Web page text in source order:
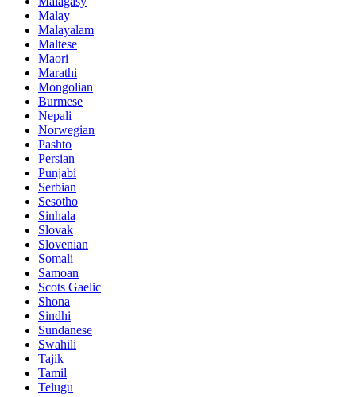
Malay
Malayalam
Maltese
Maori
Marathi
Mongolian
Burmese
Nepali
Norwegian
Pashto
Persian
Punjabi
Serbian
Sesotho
Sinhala
Slovak
Slovenian
Somali
Samoan
Scots Gaelic
Shona
Sindhi
Sundanese
Swahili
Tajik
Tamil
Telugu